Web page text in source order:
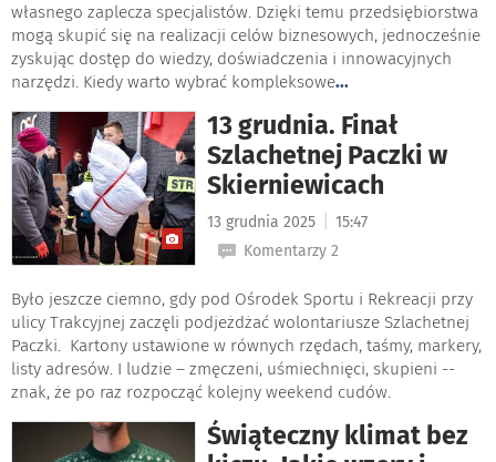
własnego zaplecza specjalistów. Dzięki temu przedsiębiorstwa
mogą skupić się na realizacji celów biznesowych, jednocześnie
zyskując dostęp do wiedzy, doświadczenia i innowacyjnych
narzędzi. Kiedy warto wybrać kompleksowe...
13 grudnia. Finał
Szlachetnej Paczki w
Skierniewicach
13 grudnia 2025
15:47
Komentarzy 2
Było jeszcze ciemno, gdy pod Ośrodek Sportu i Rekreacji przy
ulicy Trakcyjnej zaczęli podjeżdżać wolontariusze Szlachetnej
Paczki. Kartony ustawione w równych rzędach, taśmy, markery,
listy adresów. I ludzie – zmęczeni, uśmiechnięci, skupieni --
znak, że po raz rozpocząć kolejny weekend cudów.
Świąteczny klimat bez